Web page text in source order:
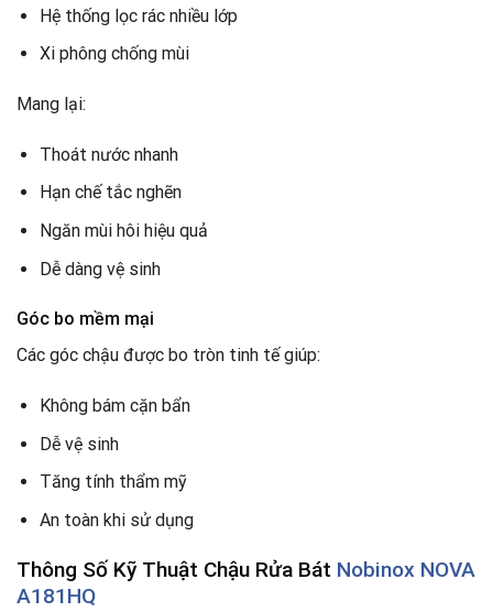
Hệ thống lọc rác nhiều lớp
Xi phông chống mùi
Mang lại:
Thoát nước nhanh
Hạn chế tắc nghẽn
Ngăn mùi hôi hiệu quả
Dễ dàng vệ sinh
Góc bo mềm mại
Các góc chậu được bo tròn tinh tế giúp:
Không bám cặn bẩn
Dễ vệ sinh
Tăng tính thẩm mỹ
An toàn khi sử dụng
Thông Số Kỹ Thuật Chậu Rửa Bát Nobinox NOVA
A181HQ